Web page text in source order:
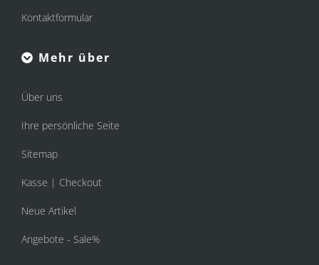
Kontaktformular
Mehr über
Über uns
Ihre persönliche Seite
Sitemap
Kasse | Checkout
Neue Artikel
Angebote - Sale%